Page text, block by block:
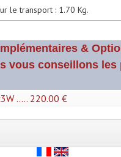
Filtres Passifs
Haut-Parleurs Amplis Guitare
Pavillons Pour Enceinte
Tweeters Pour Enceintes
Lecteurs Audio & Sources
le transport : 1.70 Kg.
&
vous conseillons les
..... 220.00 €